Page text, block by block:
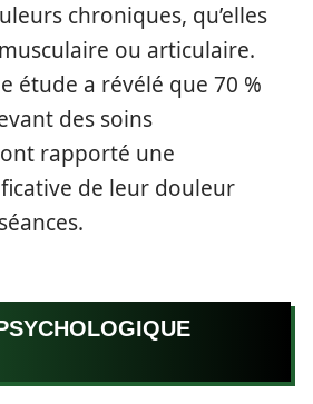
chroniques, qu’elles
ou articulaire.
étude a révélé que 70 %
des soins
rapporté une
de leur douleur